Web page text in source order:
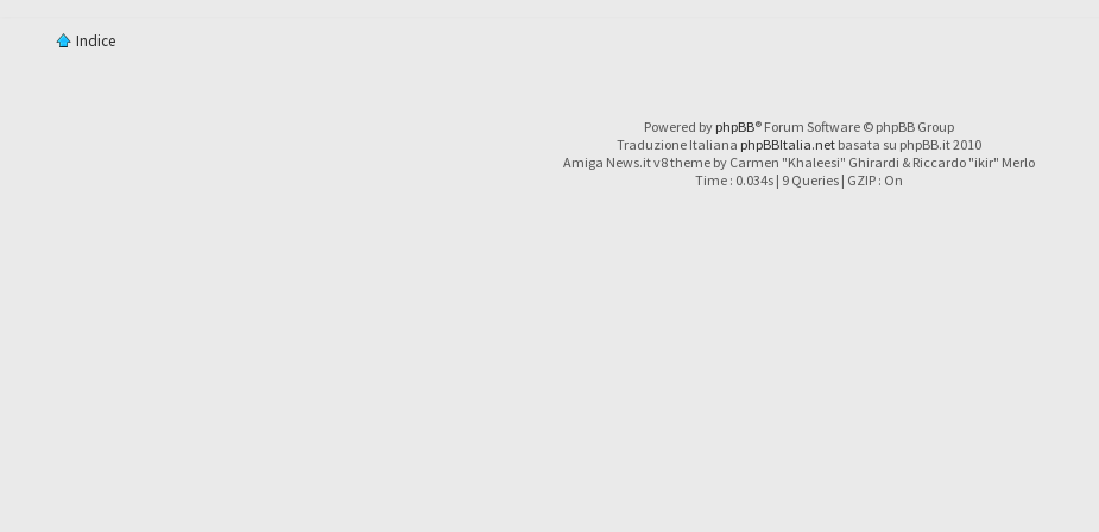
Indice
Powered by phpBB® Forum Software © phpBB Group
Traduzione Italiana phpBBItalia.netbasata su phpBB.it 2010
Amiga News.it v8 theme by Carmen "Khaleesi" Ghirardi & Riccardo "ikir" Merlo
Time : 0.034s | 9 Queries | GZIP : On